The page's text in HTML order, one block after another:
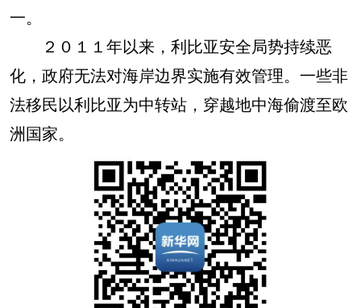
一。
２０１１年以来，利比亚安全局势持续恶
化，政府无法对海岸边界实施有效管理。一些非
法移民以利比亚为中转站，穿越地中海偷渡至欧
洲国家。